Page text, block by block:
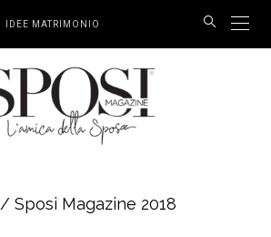
IDEE MATRIMONIO
/ Sposi Magazine 2018